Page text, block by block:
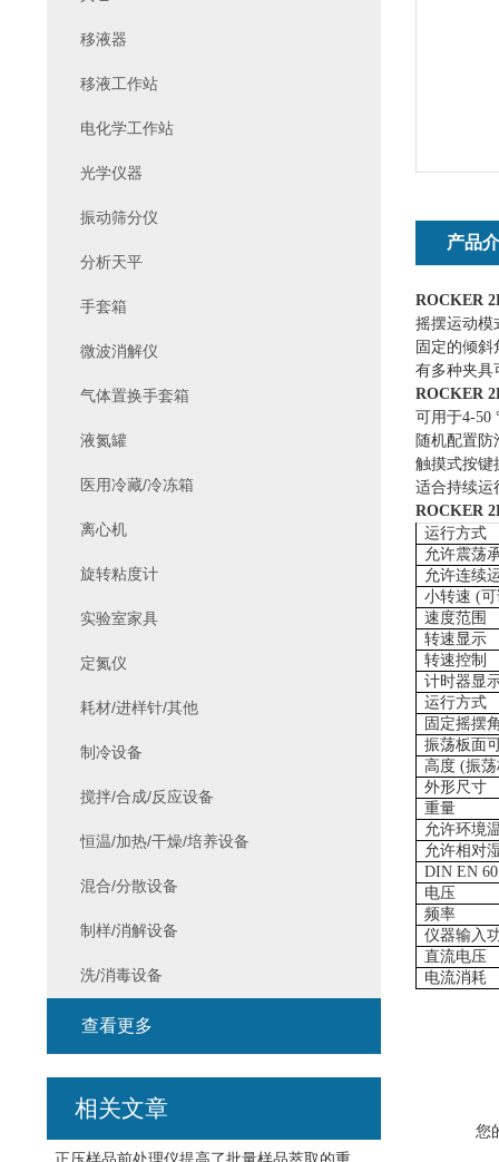
产品
ROCKER
摇摆运动模
固定的倾
有多种夹具
ROCKER
可用于4-50
随机配置防
触摸式按键
适合持续运
ROCKER
运行方式
允许震荡
允许连续
小转速 (
速度范围
转速显示
转速控制
计时器显
运行方式
固定摇摆
振荡板面
高度 (振
外形尺寸
重量
允许环境
允许相对
DIN EN
电压
频率
仪器输入
直流电压
电流消耗
您
移液器
移液工作站
电化学工作站
光学仪器
振动筛分仪
分析天平
手套箱
微波消解仪
气体置换手套箱
液氮罐
医用冷藏/冷冻箱
离心机
旋转粘度计
实验室家具
定氮仪
耗材/进样针/其他
制冷设备
搅拌/合成/反应设备
恒温/加热/干燥/培养设备
混合/分散设备
制样/消解设备
洗/消毒设备
查看更多
相关文章